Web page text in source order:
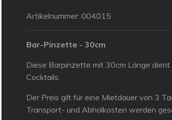
Artikelnummer: 004015
Bar-Pinzette - 30cm
Diese Barpinzette mit 30cm Länge dient
Cocktails.
Der Preis gilt für eine Mietdauer von 3
Transport- und Abholkosten werden